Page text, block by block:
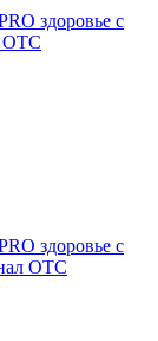
здоровье с
ОТС
здоровье с
ОТС